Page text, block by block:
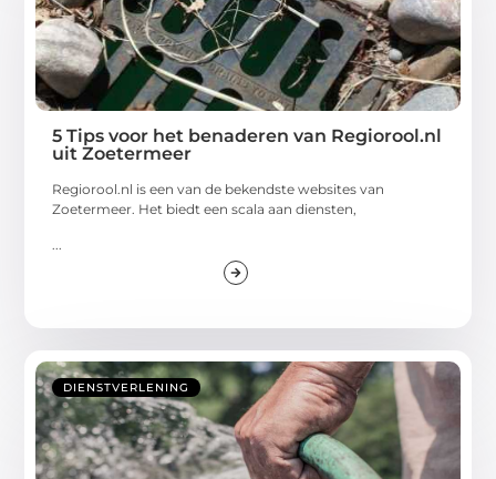
5 Tips voor het benaderen van Regiorool.nl
uit Zoetermeer
Regiorool.nl is een van de bekendste websites van
Zoetermeer. Het biedt een scala aan diensten,
...
DIENSTVERLENING